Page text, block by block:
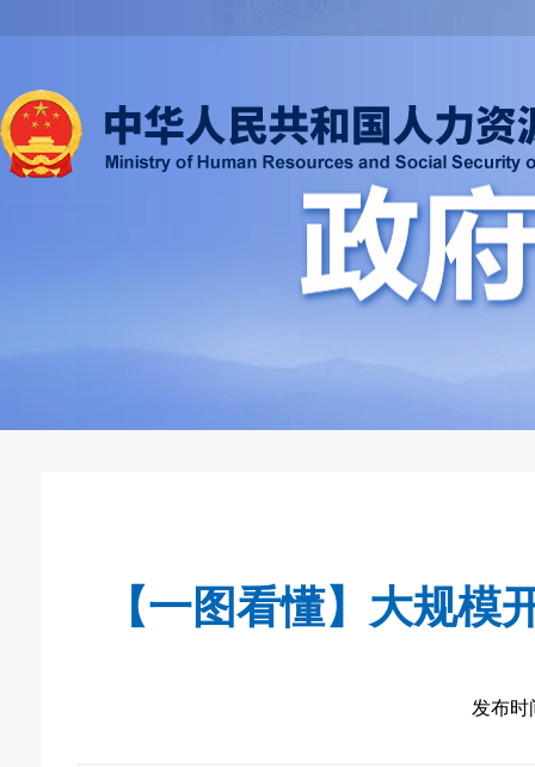
【一图看懂】大规
发布时